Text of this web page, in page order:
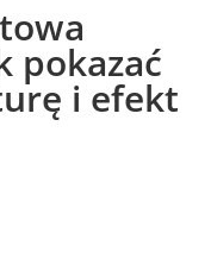
pokazać
i efekt